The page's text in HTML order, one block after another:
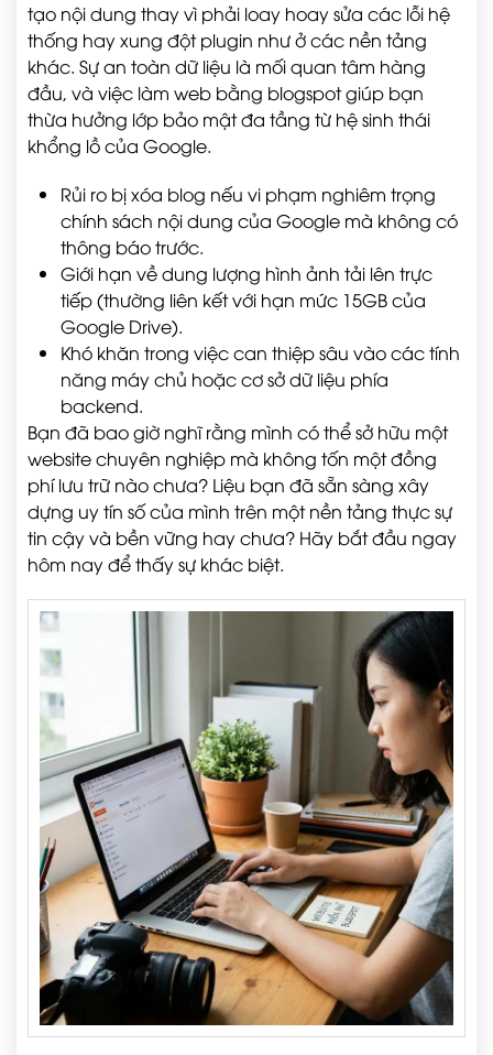
tạo nội dung thay vì phải loay hoay sửa các lỗi hệ
thống hay xung đột plugin như ở các nền tảng
khác. Sự an toàn dữ liệu là mối quan tâm hàng
đầu, và việc làm web bằng blogspot giúp bạn
thừa hưởng lớp bảo mật đa tầng từ hệ sinh thái
khổng lồ của Google.
Rủi ro bị xóa blog nếu vi phạm nghiêm trọng
chính sách nội dung của Google mà không có
thông báo trước.
Giới hạn về dung lượng hình ảnh tải lên trực
tiếp (thường liên kết với hạn mức 15GB của
Google Drive).
Khó khăn trong việc can thiệp sâu vào các tính
năng máy chủ hoặc cơ sở dữ liệu phía
backend.
Bạn đã bao giờ nghĩ rằng mình có thể sở hữu một
website chuyên nghiệp mà không tốn một đồng
phí lưu trữ nào chưa? Liệu bạn đã sẵn sàng xây
dựng uy tín số của mình trên một nền tảng thực sự
tin cậy và bền vững hay chưa? Hãy bắt đầu ngay
hôm nay để thấy sự khác biệt.